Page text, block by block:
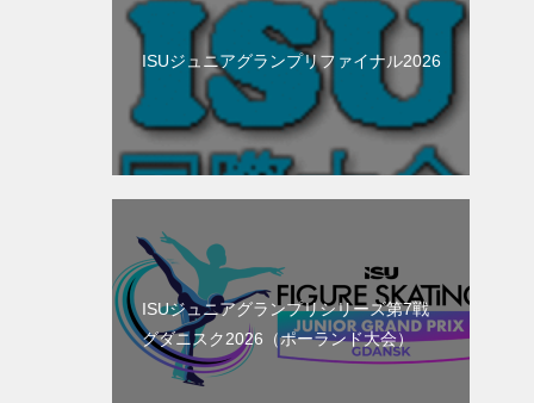
ISUジュニアグランプリファイナル2026
ISUジュニアグランプリシリーズ第7戦
グダニスク2026（ポーランド大会）